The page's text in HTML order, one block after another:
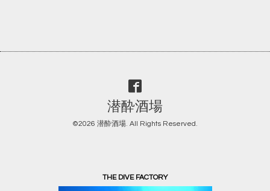
潜酔酒場
©2026 潜酔酒場. All Rights Reserved.
THE DIVE FACTORY